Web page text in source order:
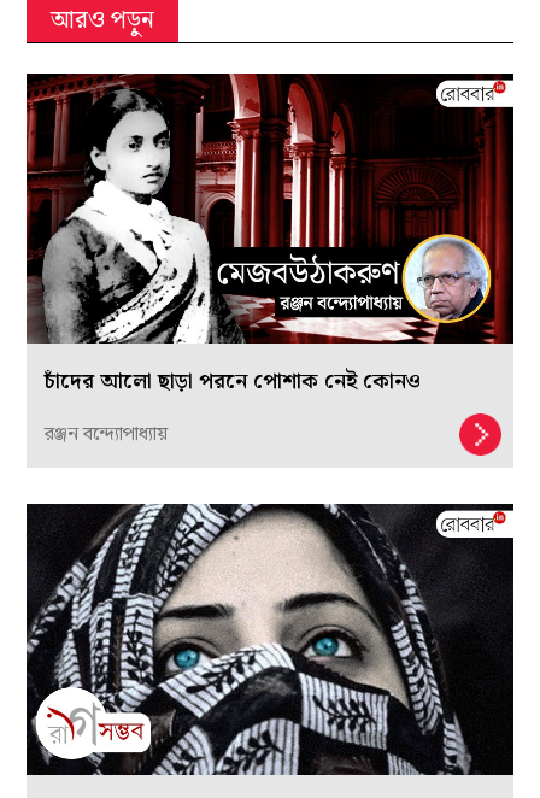
আরও পড়ুন
চাঁদের আলো ছাড়া পরনে পোশাক নেই কোনও
রঞ্জন বন্দ্যোপাধ্যায়